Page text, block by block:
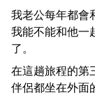
我老公每年都會
我能不能和他一
了。
在這趟旅程的第
伴侶都坐在外面